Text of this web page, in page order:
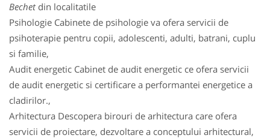
Bechetdin localitatile
Psihologie Cabinete de psihologie va ofera servicii de
psihoterapie pentru copii, adolescenti, adulti, batrani, cuplu
si familie,
Audit energetic Cabinet de audit energetic ce ofera servicii
de audit energetic si certificare a performantei energetice a
cladirilor.,
Arhitectura Descopera birouri de arhitectura care ofera
servicii de proiectare, dezvoltare a conceptului arhitectural,